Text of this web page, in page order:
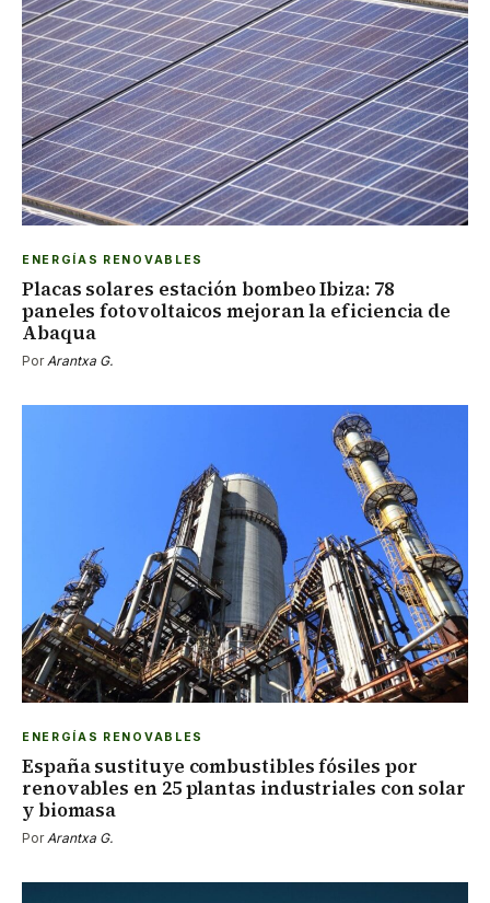
ENERGÍAS RENOVABLES
Placas solares estación bombeo Ibiza: 78
paneles fotovoltaicos mejoran la eficiencia de
Abaqua
PorArantxa G.
ENERGÍAS RENOVABLES
España sustituye combustibles fósiles por
renovables en 25 plantas industriales con solar
y biomasa
PorArantxa G.